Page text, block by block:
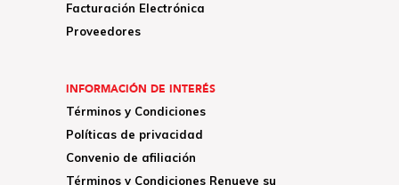
Facturación Electrónica
Proveedores
INFORMACIÓN DE INTERÉS
Términos y Condiciones
Políticas de privacidad
Convenio de afiliación
Términos y Condiciones Renueve su